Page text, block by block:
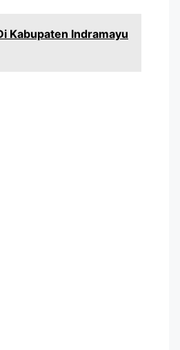
Kabupaten Indramayu